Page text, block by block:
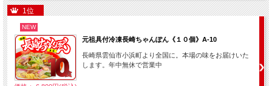
1位
NEW
元祖具付冷凍長崎ちゃんぽん《１０個》A-10
長崎県雲仙市小浜町より全国に。本場の味をお届けいた
します。年中無休で営業中